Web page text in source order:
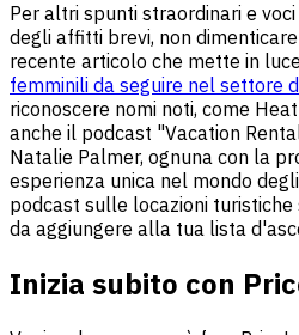
Per altri spunti straordinari e
degli affitti brevi, non
recente articolo che mette in
femminili da seguire nel settore
riconoscere nomi noti, come
anche il podcast "Vacation
Natalie Palmer, ognuna con la
esperienza unica nel mondo
podcast sulle locazioni
da aggiungere alla tua lista
Inizia subito con